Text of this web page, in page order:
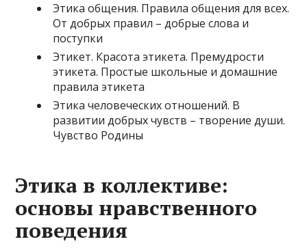
Этика общения. Правила общения для всех.
От добрых правил – добрые слова и
поступки
Этикет. Красота этикета. Премудрости
этикета. Простые школьные и домашние
правила этикета
Этика человеческих отношений. В
развитии добрых чувств – творение души.
Чувство Родины
Этика в коллективе:
основы нравственного
поведения